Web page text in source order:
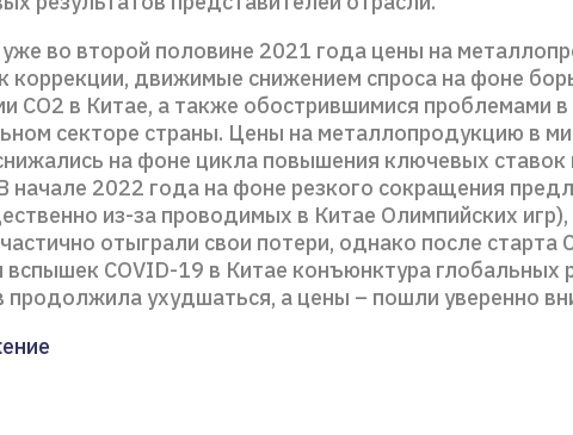
во второй половине 2021 года цены на
коррекции, движимые снижением спроса на фоне
СО2 в Китае, а также обострившимися проблемами в
секторе страны. Цены на металлопродукцию в
на фоне цикла повышения ключевых ставок
начале 2022 года на фоне резкого сокращения
из-за проводимых в Китае Олимпийских
отыграли свои потери, однако после старта
вспышек COVID-19 в Китае конъюнктура глобальных
продолжила ухудшаться, а цены – пошли уверенно